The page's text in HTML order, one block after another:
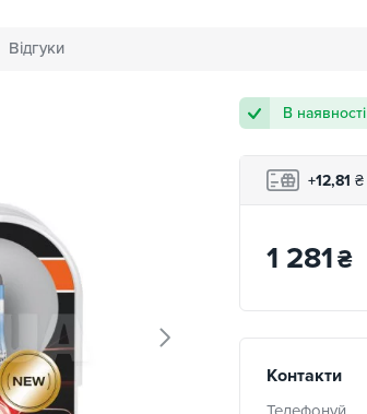
Відгуки
В наявності
+12,81 ₴
1 281₴
Контакти